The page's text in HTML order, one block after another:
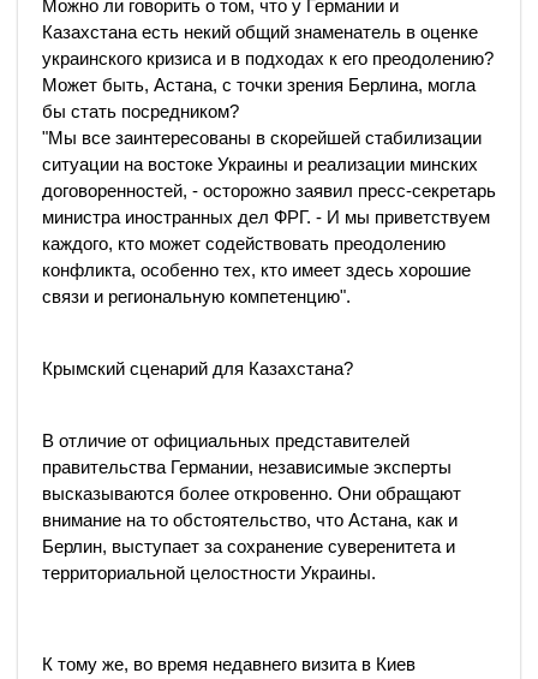
Можно ли говорить о том, что у Германии и
Казахстана есть некий общий знаменатель в оценке
украинского кризиса и в подходах к его преодолению?
Может быть, Астана, с точки зрения Берлина, могла
бы стать посредником?
"Мы все заинтересованы в скорейшей стабилизации
ситуации на востоке Украины и реализации минских
договоренностей, - осторожно заявил пресс-секретарь
министра иностранных дел ФРГ. - И мы приветствуем
каждого, кто может содействовать преодолению
конфликта, особенно тех, кто имеет здесь хорошие
связи и региональную компетенцию".
Крымский сценарий для Казахстана?
В отличие от официальных представителей
правительства Германии, независимые эксперты
высказываются более откровенно. Они обращают
внимание на то обстоятельство, что Астана, как и
Берлин, выступает за сохранение суверенитета и
территориальной целостности Украины.
К тому же, во время недавнего визита в Киев